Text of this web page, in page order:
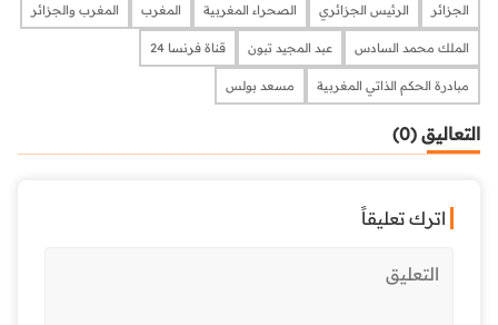
الجزائر الرئيس الجزائري الصحراء المغربية المغرب المغرب والجزائر
الملك محمد السادس عبد المجيد تبون قناة فرنسا 24
مبادرة الحكم الذاتي المغربية مسعد بولس
التعاليق (0)
اترك تعليقاً